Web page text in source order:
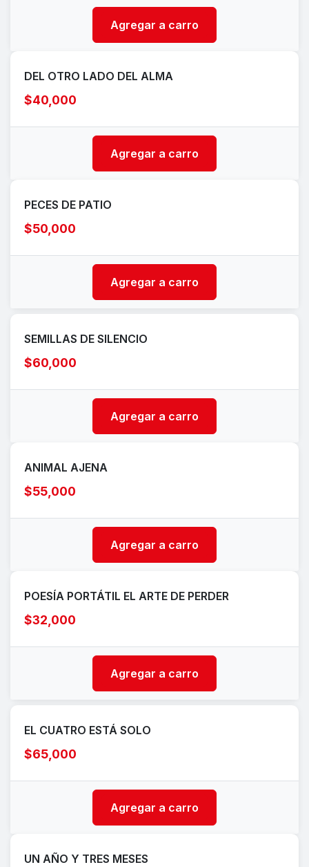
Agregar a carro
DEL OTRO LADO DEL ALMA
$40,000
Agregar a carro
PECES DE PATIO
$50,000
Agregar a carro
SEMILLAS DE SILENCIO
$60,000
Agregar a carro
ANIMAL AJENA
$55,000
Agregar a carro
POESÍA PORTÁTIL EL ARTE DE PERDER
$32,000
Agregar a carro
EL CUATRO ESTÁ SOLO
$65,000
Agregar a carro
UN AÑO Y TRES MESES